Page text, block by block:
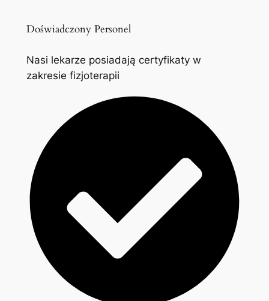
Doświadczony Personel
Nasi lekarze posiadają certyfikaty w
zakresie fizjoterapii